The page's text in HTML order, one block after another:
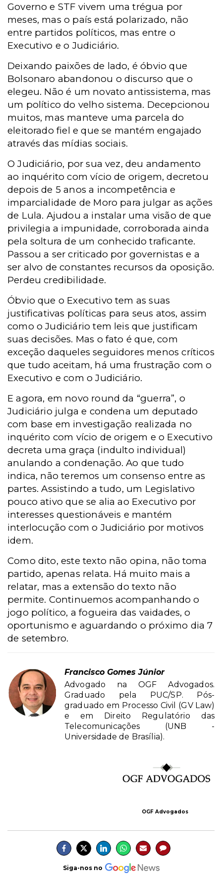
Governo e STF vivem uma trégua por
meses, mas o país está polarizado, não
entre partidos políticos, mas entre o
Executivo e o Judiciário.
Deixando paixões de lado, é óbvio que
Bolsonaro abandonou o discurso que o
elegeu. Não é um novato antissistema, mas
um político do velho sistema. Decepcionou
muitos, mas manteve uma parcela do
eleitorado fiel e que se mantém engajado
através das mídias sociais.
O Judiciário, por sua vez, deu andamento
ao inquérito com vício de origem, decretou
depois de 5 anos a incompetência e
imparcialidade de Moro para julgar as ações
de Lula. Ajudou a instalar uma visão de que
privilegia a impunidade, corroborada ainda
pela soltura de um conhecido traficante.
Passou a ser criticado por governistas e a
ser alvo de constantes recursos da oposição.
Perdeu credibilidade.
Óbvio que o Executivo tem as suas
justificativas políticas para seus atos, assim
como o Judiciário tem leis que justificam
suas decisões. Mas o fato é que, com
exceção daqueles seguidores menos críticos
que tudo aceitam, há uma frustração com o
Executivo e com o Judiciário.
E agora, em novo round da “guerra”, o
Judiciário julga e condena um deputado
com base em investigação realizada no
inquérito com vício de origem e o Executivo
decreta uma graça (indulto individual)
anulando a condenação. Ao que tudo
indica, não teremos um consenso entre as
partes. Assistindo a tudo, um Legislativo
pouco ativo que se alia ao Executivo por
interesses questionáveis e mantém
interlocução com o Judiciário por motivos
idem.
Como dito, este texto não opina, não toma
partido, apenas relata. Há muito mais a
relatar, mas a extensão do texto não
permite. Continuemos acompanhando o
jogo político, a fogueira das vaidades, o
oportunismo e aguardando o próximo dia 7
de setembro.
Francisco Gomes Júnior
Advogado na OGF Advogados.
Graduado pela PUC/SP. Pós-
graduado em Processo Civil (GV Law)
e em Direito Regulatório das
Telecomunicações (UNB -
Universidade de Brasília).
OGF Advogados
Siga-nos no